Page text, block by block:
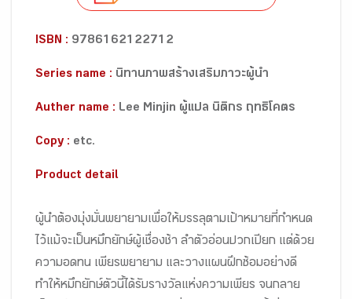
ISBN : 9786162122712
Series name : นิทานภาพสร้างเสริมภาวะผู้นำ
Auther name : Lee Minjin ผู้แปล นิติกร ฤทธิโคตร
Copy : etc.
Product detail
ผู้นำต้องมุ่งมั่นพยายามเพื่อให้บรรลุตามเป้าหมายที่กำหนด
ไว้แม้จะเป็นหมึกยักษ์ผู้เชื่องช้า ลำตัวอ่อนปวกเปียก แต่ด้วย
ความอดทน เพียรพยายาม และวางแผนฝึกซ้อมอย่างดี
ทำให้หมึกยักษ์ตัวนี้ได้รับรางวัลแห่งความเพียร จนกลาย